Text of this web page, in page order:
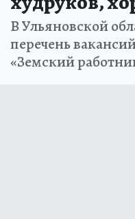
В Ульяновской
перечень
«Земский